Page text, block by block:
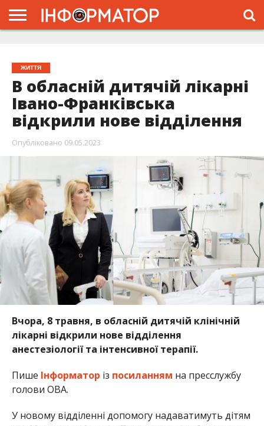
ЖИТТЯ
В обласній дитячій лікарні
Івано-Франківська
відкрили нове відділення
Опубліковано 09.05.2023
Вчора, 8 травня, в обласній дитячій клінічній
лікарні відкрили нове відділення
анестезіології та інтенсивної терапії.
Пише Інформатор із посиланням на пресслужбу
голови ОВА.
У новому відділенні допомогу надаватимуть дітям